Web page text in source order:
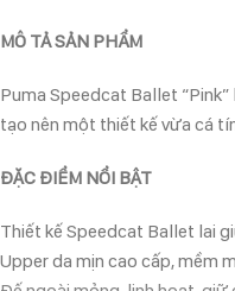
MÔ TẢ SẢN PHẨM
Puma Speedcat Ballet
tạo nên một thiết kế vừa cá
ĐẶC ĐIỂM NỔI BẬT
Thiết kế Speedcat Ballet lai
Upper da mịn cao cấp, mềm